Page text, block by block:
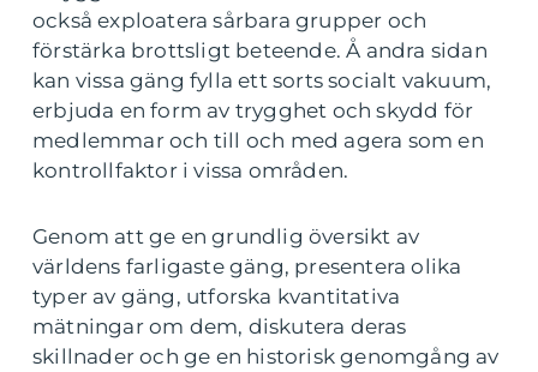
också exploatera sårbara grupper och
förstärka brottsligt beteende. Å andra sidan
kan vissa gäng fylla ett sorts socialt vakuum,
erbjuda en form av trygghet och skydd för
medlemmar och till och med agera som en
kontrollfaktor i vissa områden.
Genom att ge en grundlig översikt av
världens farligaste gäng, presentera olika
typer av gäng, utforska kvantitativa
mätningar om dem, diskutera deras
skillnader och ge en historisk genomgång av